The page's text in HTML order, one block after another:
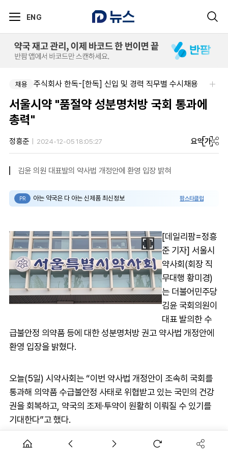
ENG
채용 주식회사 한독-[한독] 신입 및 경력 직무별 수시채용
채용 주식회사 제이앤에스메디칼-도매약사님을 모십니다.
서울시약 "품절약 성분명처방 국회 통과에
총력"
정흥준 2024-12-05 18:05:27 요약가
김윤 의원 대표발의 약사법 개정안에 환영 입장 밝혀
PR 아는 약국은 다 아는 신제품 최신정보 팜스타클럽
[데일리팜=정흥
준 기자] 서울시
약사회(회장 직
무대행 황미경)
는 더불어민주당
김윤 국회의원이
대표 발의한 수
급불안정 의약품 등에 대한 성분명처방 권고 약사법 개정안에
환영 입장을 밝혔다.
오늘(5일) 시약사회는 “이번 약사법 개정안이 조속히 국회를
통과해 의약품 수급불안정 사태로 위협받고 있는 국민의 건강
권을 회복하고, 약국의 조제·투약이 원활히 이뤄질 수 있기를
기대한다”고 했다.
시약사회가 2년간 끊임없이 성분명처방 제도화를 위한 방안을